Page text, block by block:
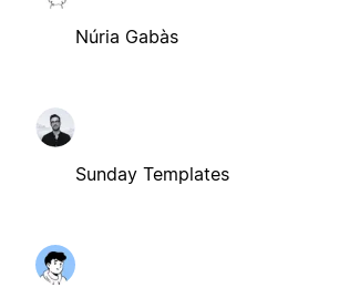
Núria Gabàs
Sunday Templates